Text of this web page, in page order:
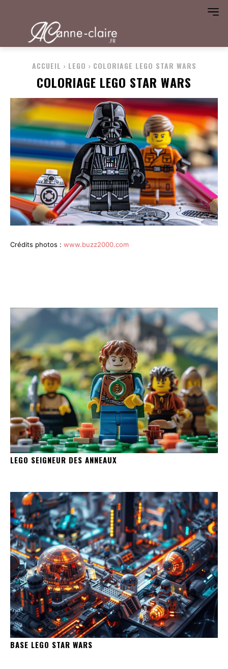
ACCUEIL LEGO COLORIAGE LEGO STAR WARS
COLORIAGE LEGO STAR WARS
Crédits photos : www.buzz2000.com
LEGO SEIGNEUR DES ANNEAUX
BASE LEGO STAR WARS